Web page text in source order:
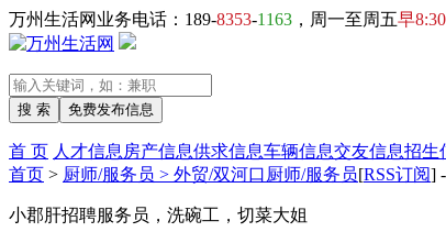
万州生活网业务电话：189-8353-1163 ，周一至周五早
首 页 人才信息 房产信息供求信息车辆信息交友信息招生
首页 > 厨师/服务员 > 外贸/双河口厨师/服务员[RSS订阅] -
小郡肝招聘服务员，洗碗工，切菜大姐